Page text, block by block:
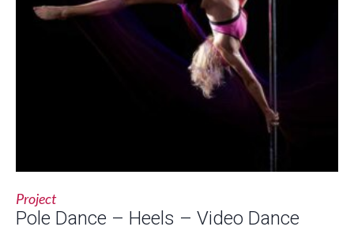
Project
Pole Dance – Heels – Video Dance